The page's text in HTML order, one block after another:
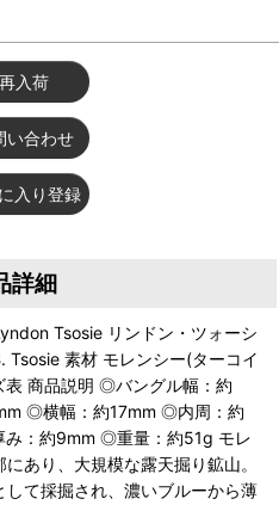
再入荷
い合わせ
入り登録
詳細
Tsosie リンドン・ツォーシ
素材 モレンシー(ターコイ
表 商品説明 ◎バングル幅：約
◎横幅：約17mm ◎内周：約
：約9mm ◎重量：約51g モレ
あり、大規模な露天掘り鉱山。
て採掘され、濃いブルーから薄